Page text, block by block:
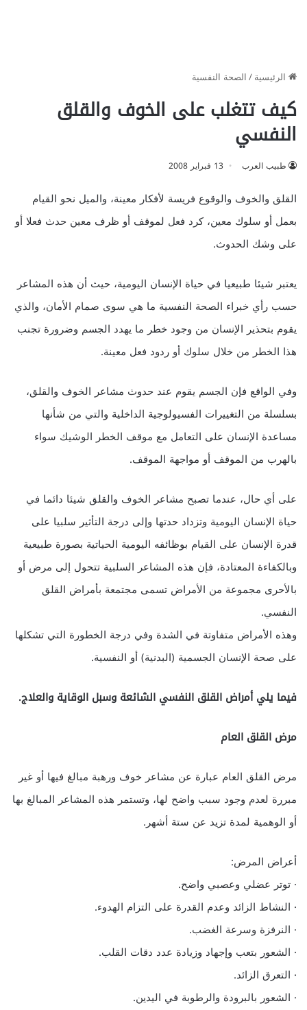
الرئيسية/الصحة النفسية
كيف تتغلب على الخوف والقلق
النفسي
طبيب العرب 13 فبراير 2008
القلق والخوف والوقوع فريسة لأفكار معينة، والميل نحو القيام
بعمل أو سلوك معين، كرد فعل لموقف أو ظرف معين حدث فعلا أو
على وشك الحدوث.
يعتبر شيئا طبيعيا في حياة الإنسان اليومية، حيث أن هذه المشاعر
حسب رأي خبراء الصحة النفسية ما هي سوى صمام الأمان، والذي
يقوم بتحذير الإنسان من وجود خطر ما يهدد الجسم وضرورة تجنب
هذا الخطر من خلال سلوك أو ردود فعل معينة.
وفي الواقع فإن الجسم يقوم عند حدوث مشاعر الخوف والقلق،
بسلسلة من التغييرات الفسيولوجية الداخلية والتي من شأنها
مساعدة الإنسان على التعامل مع موقف الخطر الوشيك سواء
بالهرب من الموقف أو مواجهة الموقف.
على أي حال، عندما تصبح مشاعر الخوف والقلق شيئا دائما في
حياة الإنسان اليومية وتزداد حدتها وإلى درجة التأثير سلبيا على
قدرة الإنسان على القيام بوظائفه اليومية الحياتية بصورة طبيعية
وبالكفاءة المعتادة، فإن هذه المشاعر السلبية تتحول إلى مرض أو
بالأحرى مجموعة من الأمراض تسمى مجتمعة بأمراض القلق
النفسي.
وهذه الأمراض متفاوتة في الشدة وفي درجة الخطورة التي تشكلها
على صحة الإنسان الجسمية (البدنية) أو النفسية.
فيما يلي أمراض القلق النفسي الشائعة وسبل الوقاية والعلاج.
مرض القلق العام
مرض القلق العام عبارة عن مشاعر خوف ورهبة مبالغ فيها أو غير
مبررة لعدم وجود سبب واضح لها، وتستمر هذه المشاعر المبالغ بها
أو الوهمية لمدة تزيد عن ستة أشهر.
أعراض المرض:
· توتر عضلي وعصبي واضح.
· النشاط الزائد وعدم القدرة على التزام الهدوء.
· النرفزة وسرعة الغضب.
· الشعور بتعب وإجهاد وزيادة عدد دقات القلب.
· التعرق الزائد.
· الشعور بالبرودة والرطوبة في اليدين.